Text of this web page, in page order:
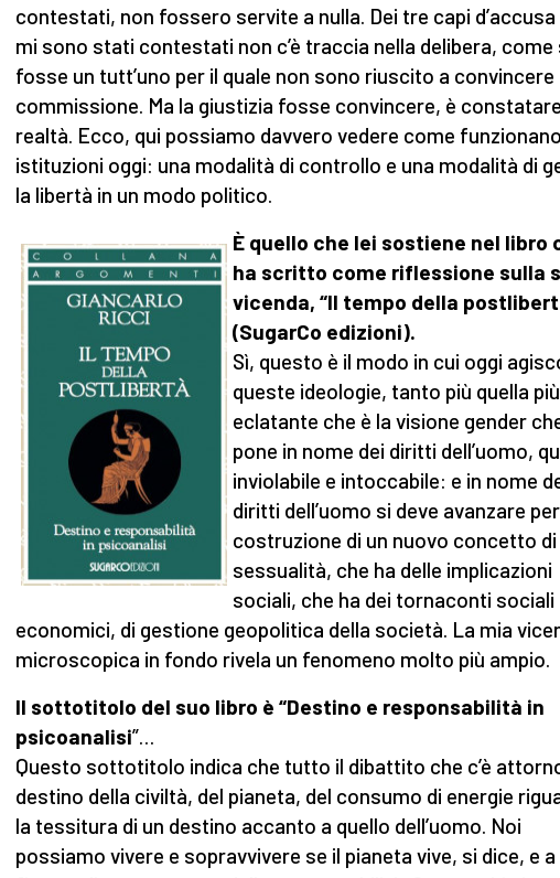
contestati, non fossero servite a nulla. Dei tre capi d’accusa
mi sono stati contestati non c’è traccia nella delibera, come
fosse un tutt’uno per il quale non sono riuscito a convincere
commissione. Ma la giustizia fosse convincere, è
realtà. Ecco, qui possiamo davvero vedere come
istituzioni oggi: una modalità di controllo e una modalità di
la libertà in un modo politico.
È quello che lei sostiene nel libro
ha scritto come riflessione sulla
vicenda, “Il tempo della
(SugarCo edizioni).
Sì, questo è il modo in cui oggi
queste ideologie, tanto più quella più
eclatante che è la visione gender
pone in nome dei diritti dell’uomo,
inviolabile e intoccabile: e in nome
diritti dell’uomo si deve avanzare
costruzione di un nuovo concetto di
sessualità, che ha delle implicazioni
sociali, che ha dei tornaconti sociali
economici, di gestione geopolitica della società. La mia
microscopica in fondo rivela un fenomeno molto più ampio.
Il sottotitolo del suo libro è “Destino e responsabilità in
psicoanalisi”…
Questo sottotitolo indica che tutto il dibattito che c’è
destino della civiltà, del pianeta, del consumo di energie
la tessitura di un destino accanto a quello dell’uomo. Noi
possiamo vivere e sopravvivere se il pianeta vive, si dice, e a